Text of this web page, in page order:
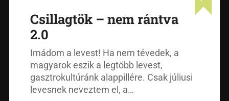
Csillagtök – nem rántva
2.0
Imádom a levest! Ha nem tévedek, a
magyarok eszik a legtöbb levest,
gasztrokultúránk alappillére. Csak júliusi
levesnek neveztem el, a…